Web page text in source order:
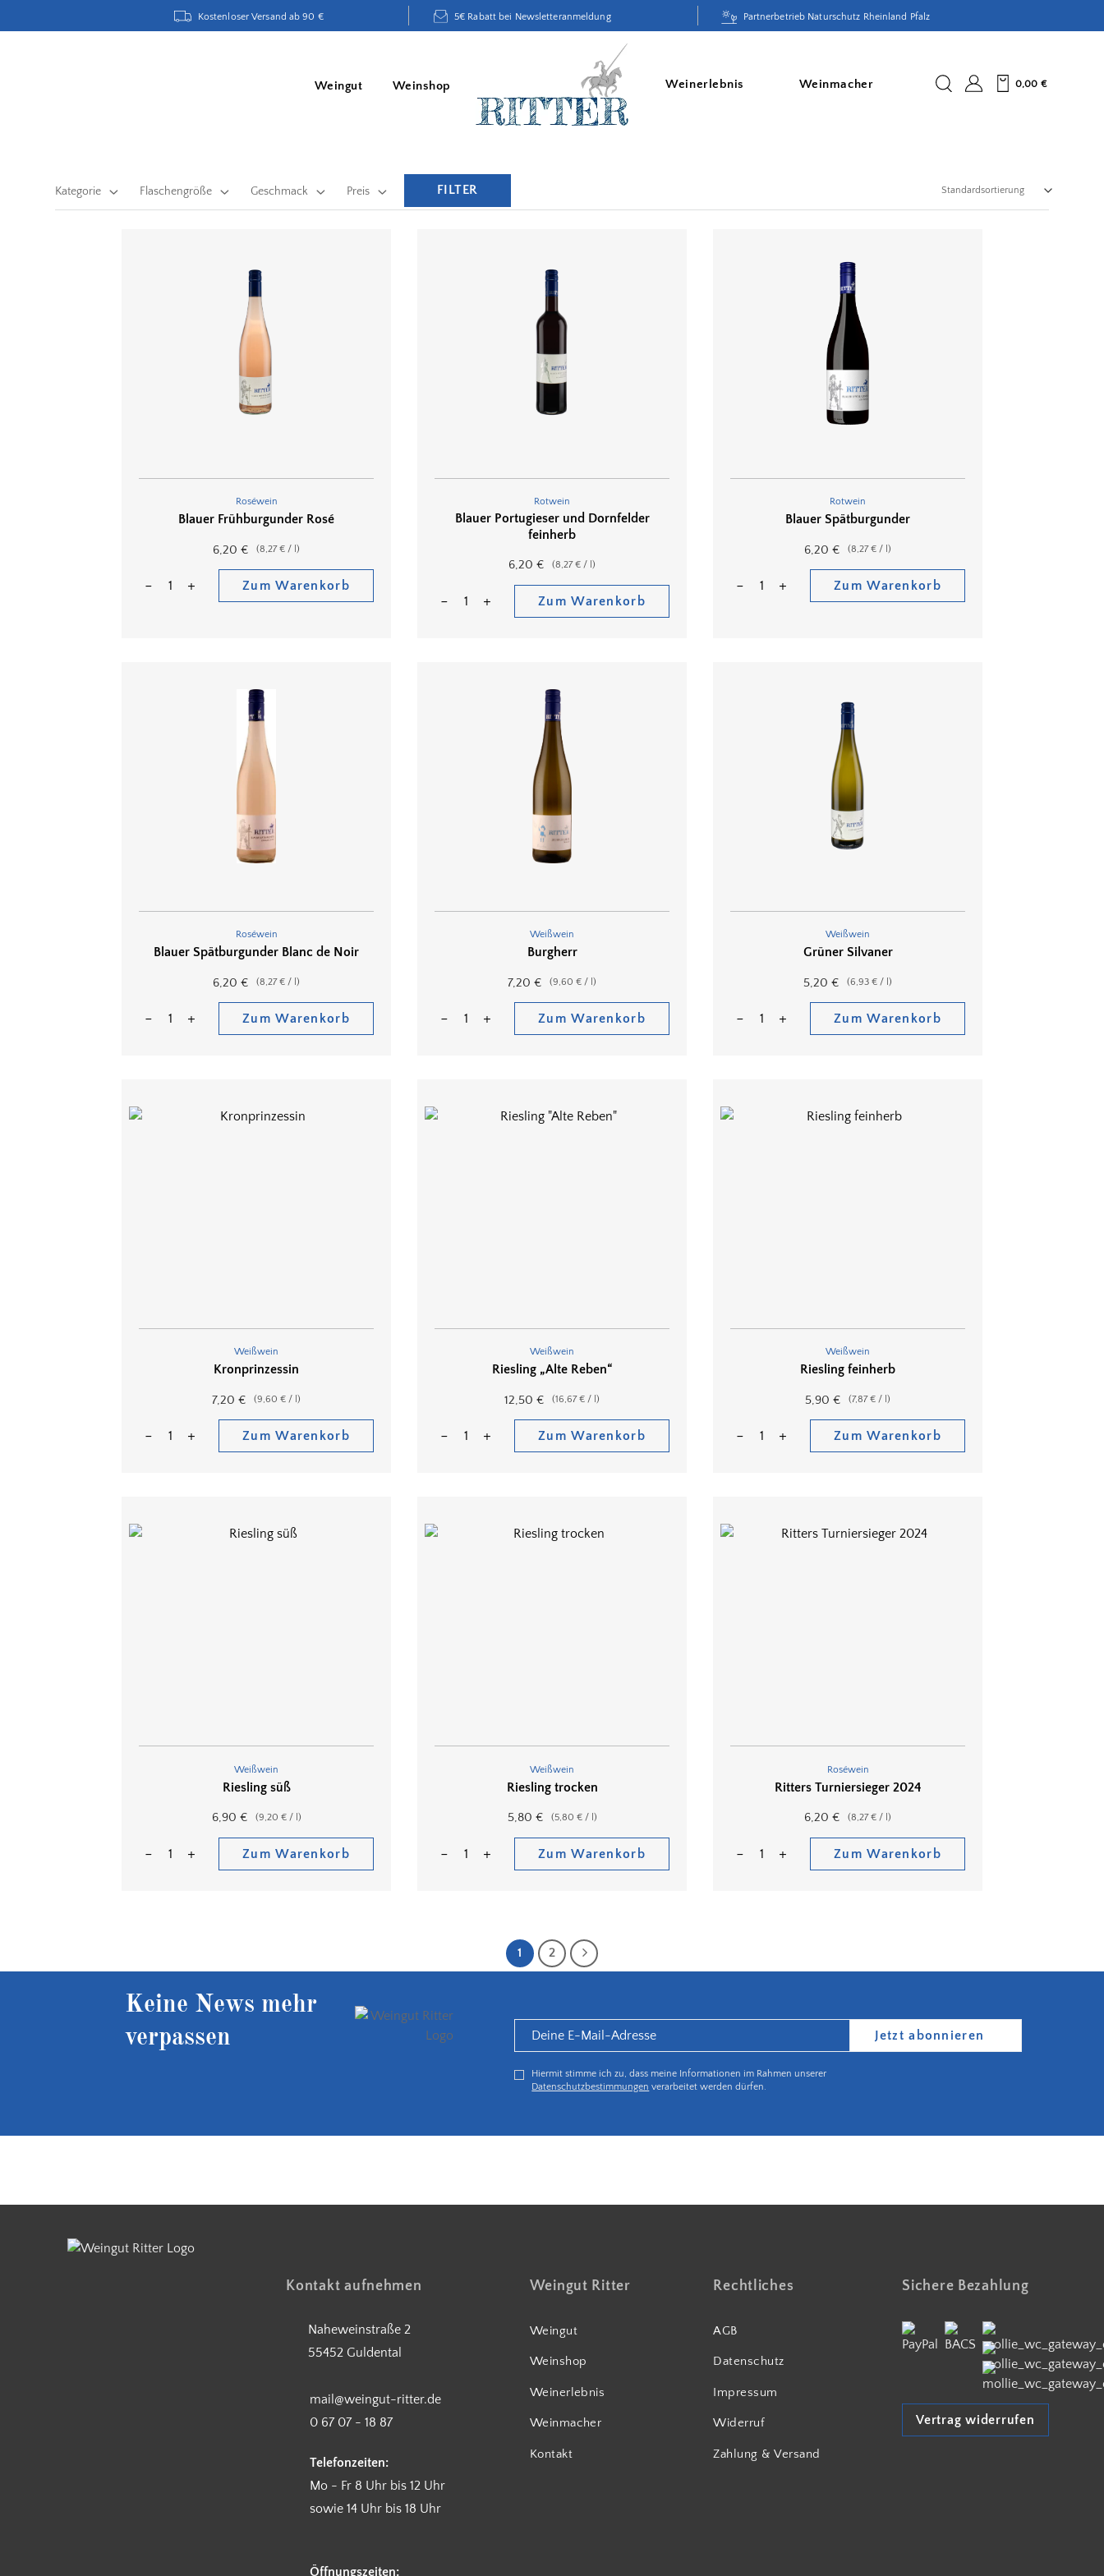
Kostenloser Versand ab 90 € 5€ Rabatt bei Newsletteranmeldung Partnerbetrieb Naturschutz Rheinland Pfalz
Weingut Weinshop Weinerlebnis Weinmacher 0,00 €
Kategorie Flaschengröße Geschmack Preis FILTER
Roséwein
Blauer Frühburgunder Rosé
6,20 € (8,27€ / )
Zum Warenkorb
Rotwein
Blauer Portugieser und Dornfelder
feinherb
6,20 € (8,27€ / )
Zum Warenkorb
Rotwein
Blauer Spätburgunder
6,20 € (8,27€ / )
Zum Warenkorb
Roséwein
Blauer Spätburgunder Blanc de Noir
6,20 € (8,27€ / )
Zum Warenkorb
Weißwein
Burgherr
7,20 € (9,60 € / )
Zum Warenkorb
Weißwein
Grüner Silvaner
5,20 € (6,93 € / )
Zum Warenkorb
Weißwein
Kronprinzessin
7,20 € (9,60 € / )
Zum Warenkorb
Weißwein
Riesling „Alte Reben“
12,50 € (16,67€ / )
Zum Warenkorb
Weißwein
Riesling feinherb
5,90 € (7,87€ / )
Zum Warenkorb
Weißwein
Riesling süß
6,90 € (9,20 €/ )
Zum Warenkorb
Weißwein
Riesling trocken
5,80 € (5,80 €/ )
Zum Warenkorb
Roséwein
Ritters Turniersieger 2024
6,20 € (8,27€ / )
Zum Warenkorb
1 2
Keine News mehr
verpassen
Hiermit stimme ich zu, dass meine Informationen im Rahmen unserer
Datenschutzbestimmungen verarbeitet werden dürfen.
Jetzt abonnieren
Kontakt aufnehmen
Naheweinstraße 2
55452 Guldental
mail@weingut-ritter.de
0 67 07 - 18 87
Telefonzeiten:
Mo - Fr 8 Uhr bis 12 Uhr
sowie 14 Uhr bis 18 Uhr
Öffnungszeiten:
Weingut Ritter
Weingut
Weinshop
Weinerlebnis
Weinmacher
Kontakt
Rechtliches
AGB
Datenschutz
Impressum
Widerruf
Zahlung & Versand
Sichere Bezahlung
Vertrag widerrufen